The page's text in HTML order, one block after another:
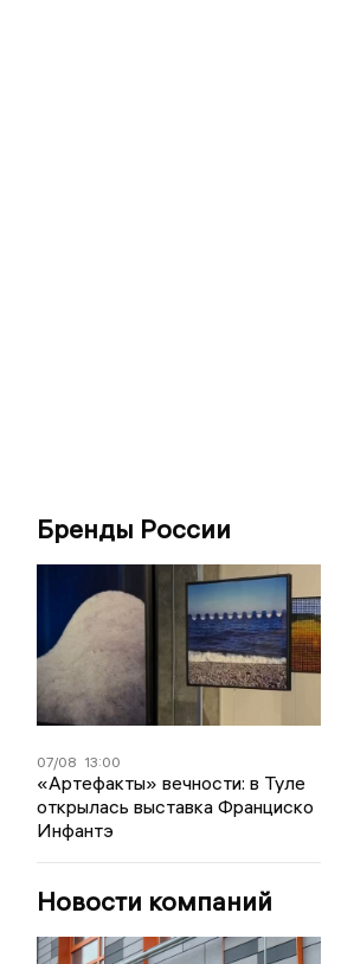
Бренды России
07/08 13:00
«Артефакты» вечности: в Туле
открылась выставка Франциско
Инфантэ
Новости компаний